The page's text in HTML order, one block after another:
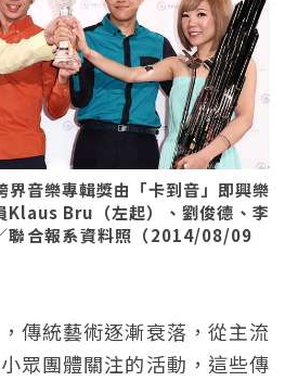
音樂專輯獎由「卡到音」即興樂
Klaus Bru（左起）、劉俊德、李
聯合報系資料照（2014/08/09
傳統藝術逐漸衰落，從主流
眾團體關注的活動，這些傳